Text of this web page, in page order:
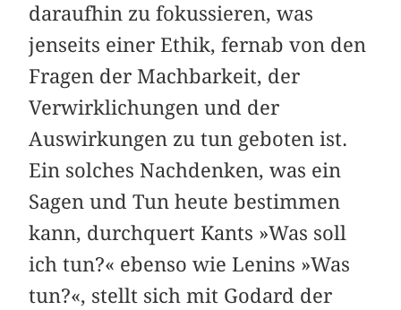
daraufhin zu fokussieren, was
jenseits einer Ethik, fernab von den
Fragen der Machbarkeit, der
Verwirklichungen und der
Auswirkungen zu tun geboten ist.
Ein solches Nachdenken, was ein
Sagen und Tun heute bestimmen
kann, durchquert Kants »Was soll
ich tun?« ebenso wie Lenins »Was
tun?«, stellt sich mit Godard der